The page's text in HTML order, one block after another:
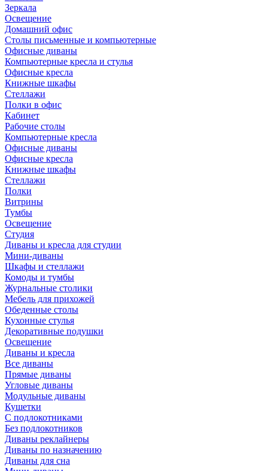
Зеркала
Освещение
Домашний офис
Столы письменные и компьютерные
Офисные диваны
Компьютерные кресла и стулья
Офисные кресла
Книжные шкафы
Стеллажи
Полки в офис
Кабинет
Рабочие столы
Компьютерные кресла
Офисные диваны
Офисные кресла
Книжные шкафы
Стеллажи
Полки
Витрины
Тумбы
Освещение
Студия
Диваны и кресла для студии
Мини-диваны
Шкафы и стеллажи
Комоды и тумбы
Журнальные столики
Мебель для прихожей
Обеденные столы
Кухонные стулья
Декоративные подушки
Освещение
Диваны и кресла
Все диваны
Прямые диваны
Угловые диваны
Модульные диваны
Кушетки
С подлокотниками
Без подлокотников
Диваны реклайнеры
Диваны по назначению
Диваны для сна